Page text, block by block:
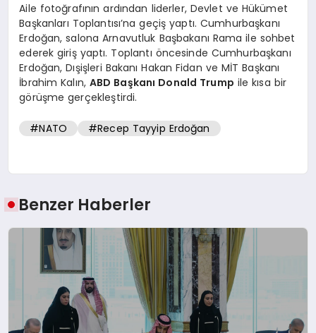
Aile fotoğrafının ardından liderler, Devlet ve Hükümet
Başkanları Toplantısı’na geçiş yaptı. Cumhurbaşkanı
Erdoğan, salona Arnavutluk Başbakanı Rama ile sohbet
ederek giriş yaptı. Toplantı öncesinde Cumhurbaşkanı
Erdoğan, Dışişleri Bakanı Hakan Fidan ve MİT Başkanı
İbrahim Kalın, ABD Başkanı Donald Trump ile kısa bir
görüşme gerçekleştirdi.
#NATO #Recep Tayyip Erdoğan
Benzer Haberler